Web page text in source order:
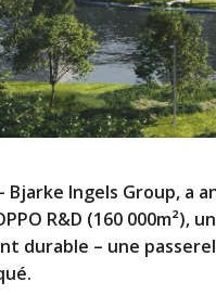
– Bjarke Ingels Group, a
R&D (160
durable – une